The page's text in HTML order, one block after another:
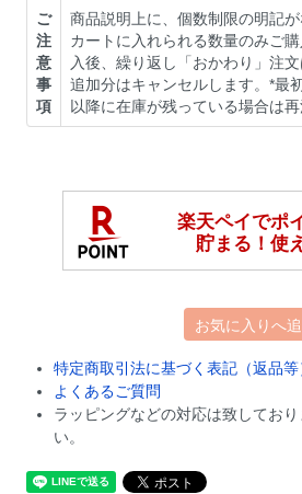
ご
注
意
事
項
商品説明上に、個数制限の明記
カートに入れられる数量のみご
入後、繰り返し「おかわり」注文
追加分はキャンセルします。*最
以降に在庫が残っている場合は再
お気に入りへ
特定商取引法に基づく表記（返品等
よくあるご質問
ラッピングなどの対応は致してお
い。